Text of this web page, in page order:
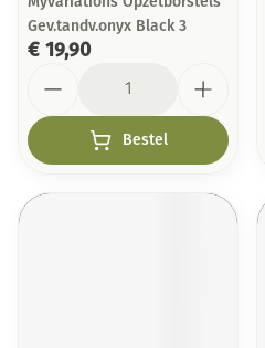
Gev.tandv.onyx Black 3
€ 19,90
Bestel